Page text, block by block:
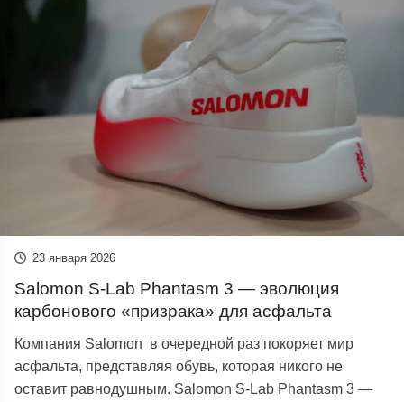
23 января 2026
Salomon S-Lab Phantasm 3 — эволюция
карбонового «призрака» для асфальта
Компания Salomon в очередной раз покоряет мир
асфальта, представляя обувь, которая никого не
оставит равнодушным. Salomon S-Lab Phantasm 3 —